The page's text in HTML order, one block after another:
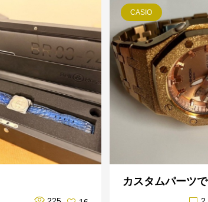
CASIO
カスタムパーツで